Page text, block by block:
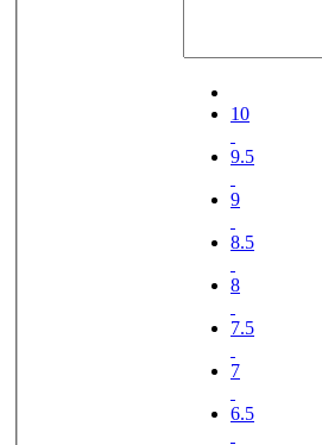
10
9.5
9
8.5
8
7.5
7
6.5